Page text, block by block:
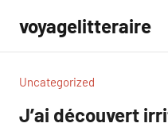
contenu
voyagelitteraire
Uncategorized
J’ai découvert